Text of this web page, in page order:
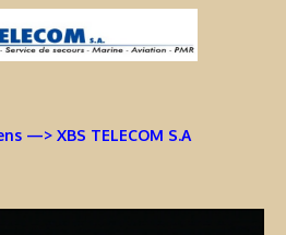
—> XBS TELECOM S.A